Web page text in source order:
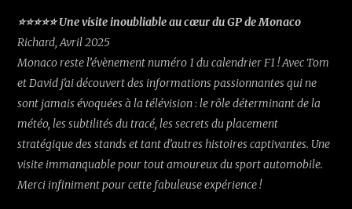
⭐⭐⭐⭐⭐ Une visite inoubliable au cœur du GP de Monaco
Richard, Avril 2025
Monaco reste l’évènement numéro 1 du calendrier F1 ! Avec Tom
et David j'ai découvert des informations passionnantes qui ne
sont jamais évoquées à la télévision : le rôle déterminant de la
météo, les subtilités du tracé, les secrets du placement
stratégique des stands et tant d’autres histoires captivantes. Une
visite immanquable pour tout amoureux du sport automobile.
Merci infiniment pour cette fabuleuse expérience !